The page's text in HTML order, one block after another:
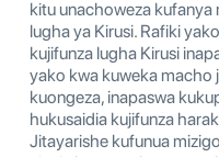
kitu unachoweza kufanya
lugha ya Kirusi. Rafiki
kujifunza lugha Kirusi
yako kwa kuweka macho
kuongeza, inapaswa
hukusaidia kujifunza
Jitayarishe kufunua